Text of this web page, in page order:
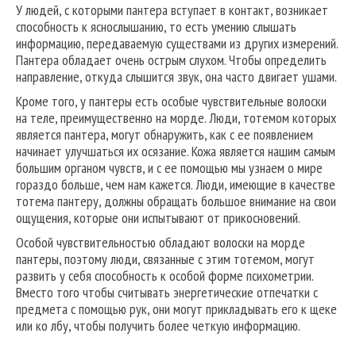
У людей, с которыми пантера вступает в контакт, возникает
способность к яснослышанию, то есть умению слышать
информацию, передаваемую существами из других измерений.
Пантера обладает очень острым слухом. Чтобы определить
направление, откуда слышится звук, она часто двигает ушами.
Кроме того, у пантеры есть особые чувствительные волоски
на теле, преимущественно на морде. Люди, тотемом которых
является пантера, могут обнаружить, как с ее появлением
начинает улучшаться их осязание. Кожа является нашим самым
большим органом чувств, и с ее помощью мы узнаем о мире
гораздо больше, чем нам кажется. Люди, имеющие в качестве
тотема пантеру, должны обращать большое внимание на свои
ощущения, которые они испытывают от прикосновений.
Особой чувствительностью обладают волоски на морде
пантеры, поэтому люди, связанные с этим тотемом, могут
развить у себя способность к особой форме психометрии.
Вместо того чтобы считывать энергетические отпечатки с
предмета с помощью рук, они могут прикладывать его к щеке
или ко лбу, чтобы получить более четкую информацию.